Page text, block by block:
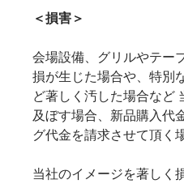
＜損害＞
会場設備、グリルやテー
損が生じた場合や、特別
ど著しく汚した場合など
及ぼす場合、新品購入代
グ代金を請求させて頂く
当社のイメージを著しく